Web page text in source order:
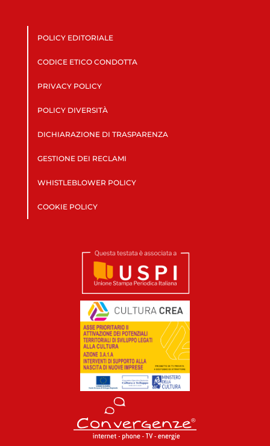
POLICY EDITORIALE
CODICE ETICO CONDOTTA
PRIVACY POLICY
POLICY DIVERSITÀ
DICHIARAZIONE DI TRASPARENZA
GESTIONE DEI RECLAMI
WHISTLEBLOWER POLICY
COOKIE POLICY